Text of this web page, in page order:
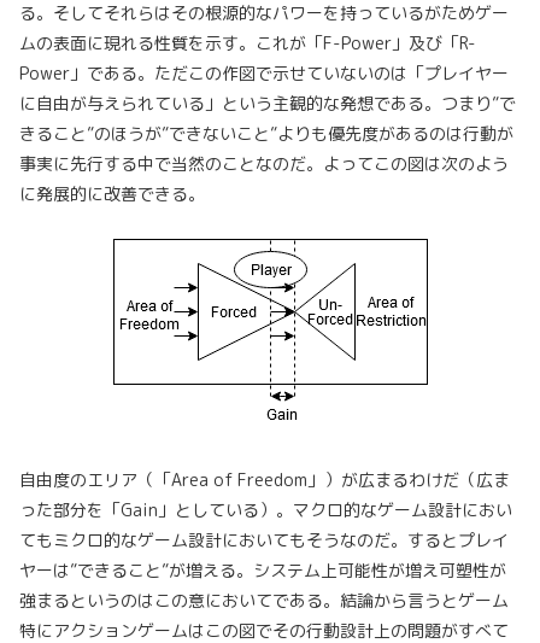
る。そしてそれらはその根源的なパワーを持っているがためゲー
ムの表面に現れる性質を示す。これが「F-Power」及び「R-
Power」である。ただこの作図で示せていないのは「プレイヤー
に自由が与えられている」という主観的な発想である。つまり”で
きること”のほうが”できないこと”よりも優先度があるのは行動が
事実に先行する中で当然のことなのだ。よってこの図は次のよう
に発展的に改善できる。
自由度のエリア（「Area of Freedom」）が広まるわけだ（広ま
った部分を「Gain」としている）。マクロ的なゲーム設計におい
てもミクロ的なゲーム設計においてもそうなのだ。するとプレイ
ヤーは”できること”が増える。システム上可能性が増え可塑性が
強まるというのはこの意においてである。結論から言うとゲーム
特にアクションゲームはこの図でその行動設計上の問題がすべて